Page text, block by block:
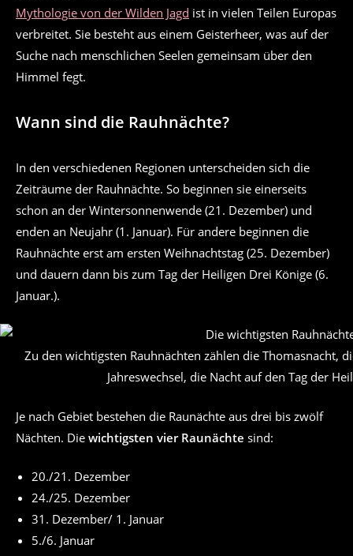
Mythologie von der Wilden Jagd ist in vielen Teilen Europas
verbreitet. Sie besteht aus einem Geisterheer, was auf der
Suche nach menschlichen Seelen gemeinsam über den
Himmel fegt.
Wann sind die Rauhnächte?
In den verschiedenen Regionen unterscheiden sich die
Zeiträume der Rauhnächte. So beginnen sie einerseits
schon an der Wintersonnenwende (21. Dezember) und
enden an Neujahr (1. Januar). Für andere beginnen die
Rauhnächte erst am ersten Weihnachtstag (25. Dezember)
und dauern dann bis zum Tag der Heiligen Drei Könige (6.
Januar.).
Zu den wichtigsten Rauhnächten zählen die Thomasnacht,
Jahreswechsel, die Nacht auf den Tag der
Je nach Gebiet bestehen die Raunächte aus drei bis zwölf
Nächten. Die wichtigsten vier Raunächte sind:
20./21. Dezember
24./25. Dezember
31. Dezember/ 1. Januar
5./6. Januar